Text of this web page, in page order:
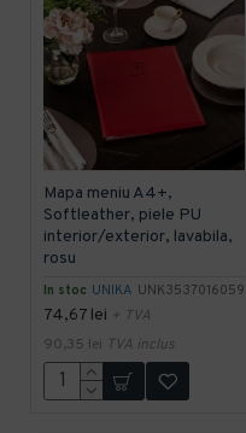
In stoc UNIKA UNK3537016059
Mapa meniu A4+,
Softleather, piele PU
interior/exterior, lavabila,
rosu
74,67 lei + TVA
90,35 lei TVA inclus